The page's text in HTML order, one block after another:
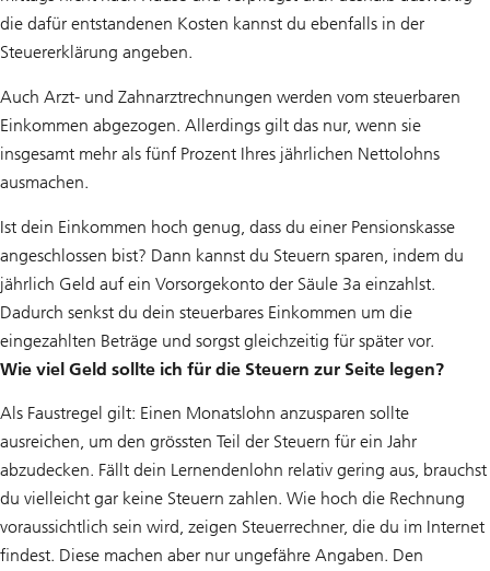
die dafür entstandenen Kosten kannst du ebenfalls in der
Steuererklärung angeben.
Auch Arzt- und Zahnarztrechnungen werden vom steuerbaren
Einkommen abgezogen. Allerdings gilt das nur, wenn sie
insgesamt mehr als fünf Prozent Ihres jährlichen Nettolohns
ausmachen.
Ist dein Einkommen hoch genug, dass du einer Pensionskasse
angeschlossen bist? Dann kannst du Steuern sparen, indem du
jährlich Geld auf ein Vorsorgekonto der Säule 3a einzahlst.
Dadurch senkst du dein steuerbares Einkommen um die
eingezahlten Beträge und sorgst gleichzeitig für später vor.
Wie viel Geld sollte ich für die Steuern zur Seite legen?
Als Faustregel gilt: Einen Monatslohn anzusparen sollte
ausreichen, um den grössten Teil der Steuern für ein Jahr
abzudecken. Fällt dein Lernendenlohn relativ gering aus, brauchst
du vielleicht gar keine Steuern zahlen. Wie hoch die Rechnung
voraussichtlich sein wird, zeigen Steuerrechner, die du im Internet
findest. Diese machen aber nur ungefähre Angaben. Den